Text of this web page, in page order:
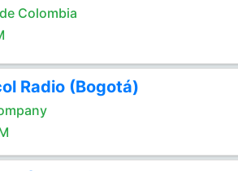
Colombia
Radio (Bogotá)